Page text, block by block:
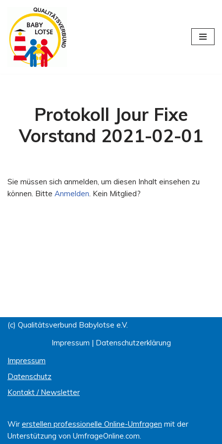
Zum
Inhalt
springen
Protokoll Jour Fixe
Vorstand 2021-02-01
Sie müssen sich anmelden, um diesen Inhalt einsehen zu
können. Bitte Anmelden. Kein Mitglied?
(c) Qualitätsverbund Babylotse e.V.
Impressum | Datenschutzerklärung
Impressum
Datenschutz
Kontakt / Newsletter
Wir erstellen professionelle Online-Umfragen mit der
Unterstützung von UmfrageOnline.com.